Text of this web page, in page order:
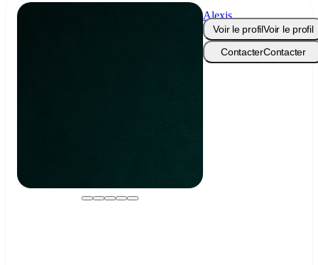
Alexis
Fernandez
Voir le profilVoir le profil
ContacterContacter